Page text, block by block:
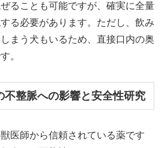
ることも可能ですが、確実に全量
る必要があります。ただし、飲み
まう犬もいるため、直接口内の奥
。
不整脈への影響と安全性研究
医師から信頼されている薬です